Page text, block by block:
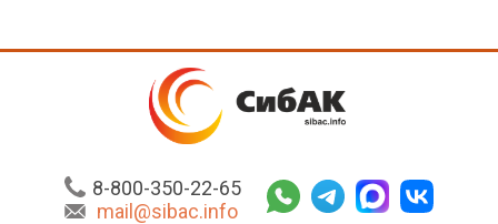
8-800-350-22-65
mail@sibac.info